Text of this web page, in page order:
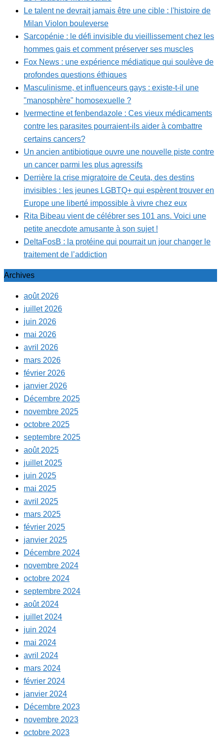
Le talent ne devrait jamais être une cible : l'histoire de
Milan Violon bouleverse
Sarcopénie : le défi invisible du vieillissement chez les
hommes gais et comment préserver ses muscles
Fox News : une expérience médiatique qui soulève de
profondes questions éthiques
Masculinisme, et influenceurs gays : existe-t-il une
"manosphère" homosexuelle ?
Ivermectine et fenbendazole : Ces vieux médicaments
contre les parasites pourraient-ils aider à combattre
certains cancers?
Un ancien antibiotique ouvre une nouvelle piste contre
un cancer parmi les plus agressifs
Derrière la crise migratoire de Ceuta, des destins
invisibles : les jeunes LGBTQ+ qui espèrent trouver en
Europe une liberté impossible à vivre chez eux
Rita Bibeau vient de célébrer ses 101 ans. Voici une
petite anecdote amusante à son sujet !
DeltaFosB : la protéine qui pourrait un jour changer le
traitement de l’addiction
Archives
août 2026
juillet 2026
juin 2026
mai 2026
avril 2026
mars 2026
février 2026
janvier 2026
Décembre 2025
novembre 2025
octobre 2025
septembre 2025
août 2025
juillet 2025
juin 2025
mai 2025
avril 2025
mars 2025
février 2025
janvier 2025
Décembre 2024
novembre 2024
octobre 2024
septembre 2024
août 2024
juillet 2024
juin 2024
mai 2024
avril 2024
mars 2024
février 2024
janvier 2024
Décembre 2023
novembre 2023
octobre 2023